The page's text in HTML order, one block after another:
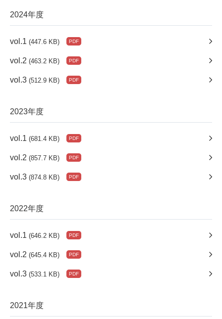
2024年度
vol.1 (447.6 KB)
vol.2 (463.2 KB)
vol.3 (512.9 KB)
2023年度
vol.1 (681.4 KB)
vol.2 (857.7 KB)
vol.3 (874.8 KB)
2022年度
vol.1 (646.2 KB)
vol.2 (645.4 KB)
vol.3 (533.1 KB)
2021年度